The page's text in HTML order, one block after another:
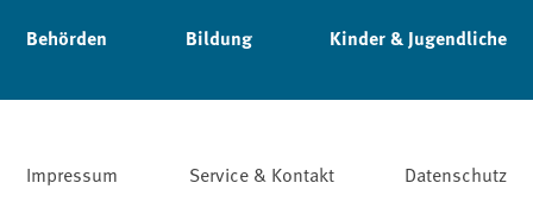
Behörden Bildung Kinder & Jugendliche
Impressum Service & Kontakt
Datenschutz